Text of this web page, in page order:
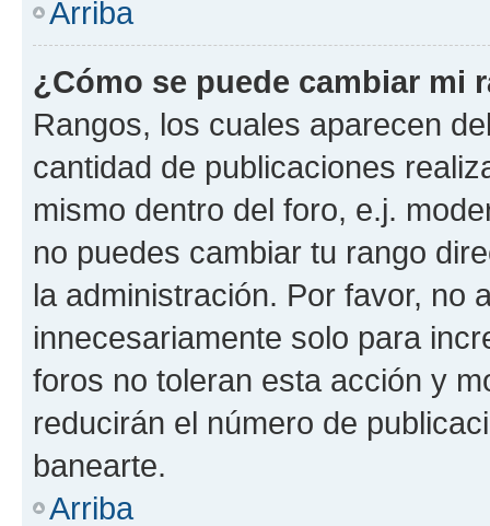
Arriba
¿Cómo se puede cambiar mi
Rangos, los cuales aparecen
cantidad de publicaciones
mismo dentro del foro, e.j.
no puedes cambiar tu rango
la administración. Por favor, no
innecesariamente solo para
foros no toleran esta acción y
reducirán el número de
banearte.
Arriba